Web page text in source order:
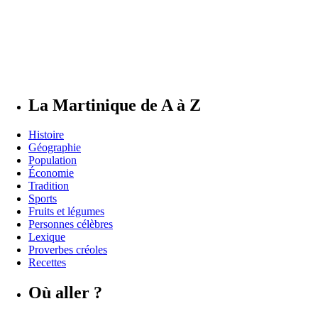
La Martinique de A à Z
Histoire
Géographie
Population
Économie
Tradition
Sports
Fruits et légumes
Personnes célèbres
Lexique
Proverbes créoles
Recettes
Où aller ?